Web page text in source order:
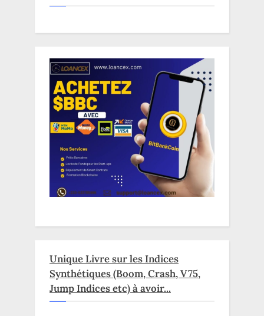
Unique Livre sur les Indices
Synthétiques (Boom, Crash, V75,
Jump Indices etc) à avoir...